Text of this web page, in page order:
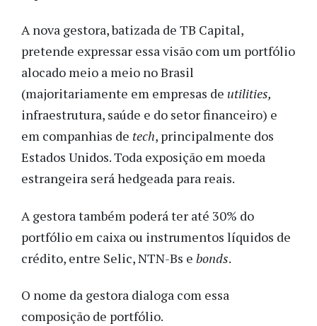
A nova gestora, batizada de TB Capital,
pretende expressar essa visão com um portfólio
alocado meio a meio no Brasil
(majoritariamente em empresas de utilities,
infraestrutura, saúde e do setor financeiro) e
em companhias de tech, principalmente dos
Estados Unidos. Toda exposição em moeda
estrangeira será hedgeada para reais.
A gestora também poderá ter até 30% do
portfólio em caixa ou instrumentos líquidos de
crédito, entre Selic, NTN-Bs e bonds.
O nome da gestora dialoga com essa
composição de portfólio.